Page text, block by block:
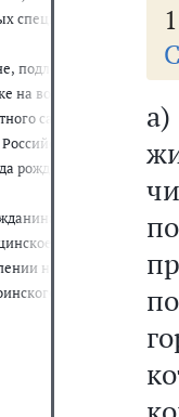
специальностей, а
воинскому
на воинский учет
самоуправления,
Федерации,
рождения, а также
на мероприятия
обследование
на медицинское
учета